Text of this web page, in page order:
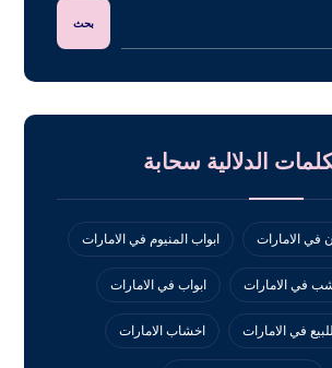
الدلالية سحابة
في الامارات ابواب المنيوم في الامارات
في الامارات ابواب في الامارات
في الامارات اخشاب الامارات